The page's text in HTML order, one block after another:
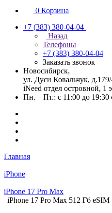
0 Корзина
+7 (383) 380-04-04
Назад
Телефоны
+7 (383) 380-04-04
Заказать звонок
Новосибирск,
ул. Дуси Ковальчук,
iNeed отдел островной, 1
Пн. – Пт.: с 11:00 до 19:30
Главная
iPhone
iPhone 17 Pro Max
iPhone 17 Pro Max 512 Гб